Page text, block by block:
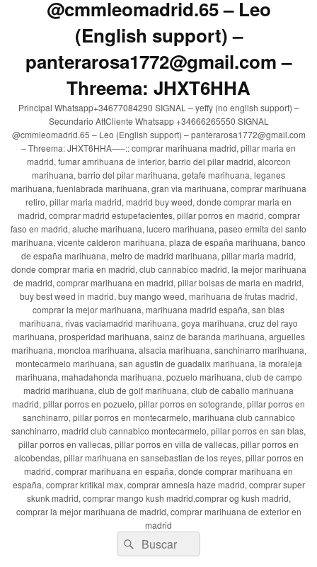
@cmmleomadrid.65 – Leo
(English support) –
panterarosa1772@gmail.com –
Threema: JHXT6HHA
Principal Whatsapp+34677084290 SIGNAL – yeffy (no english support) –
Secundario AttCliente Whatsapp +34666265550 SIGNAL
@cmmleomadrid.65 – Leo (English support) – panterarosa1772@gmail.com
– Threema: JHXT6HHA—–:: comprar marihuana madrid, pillar maria en
madrid, fumar amrihuana de interior, barrio del pilar madrid, alcorcon
marihuana, barrio del pilar marihuana, getafe marihuana, leganes
marihuana, fuenlabrada marihuana, gran via marihuana, comprar marihuana
retiro, pillar maria madrid, madrid buy weed, donde comprar maria en
madrid, comprar madrid estupefacientes, pillar porros en madrid, comprar
faso en madrid, aluche marihuana, lucero marihuana, paseo ermita del santo
marihuana, vicente calderon marihuana, plaza de españa marihuana, banco
de españa marihuana, metro de madrid marihuana, pillar maria madrid,
donde comprar maria en madrid, club cannabico madrid, la mejor marihuana
de madrid, comprar marihuana en madrid, pillar bolsas de maria en madrid,
buy best weed in madrid, buy mango weed, marihuana de frutas madrid,
comprar la mejor marihuana, marihuana madrid españa, san blas
marihuana, rivas vaciamadrid marihuana, goya marihuana, cruz del rayo
marihuana, prosperidad marihuana, sainz de baranda marihuana, arguelles
marihuana, moncloa marihuana, alsacia marihuana, sanchinarro marihuana,
montecarmelo marihuana, san agustin de guadalix marihuana, la moraleja
marihuana, mahadahonda marihuana, pozuelo marihuana, club de campo
madrid marihuana, club de golf marihuana, club de caballo marihuana
madrid, pillar porros en pozuelo, pillar porros en sotogrande, pillar porros en
sanchinarro, pillar porros en montecarmelo, marihuana club cannabico
sanchinarro, madrid club cannabico montecarmelo, pillar porros en san blas,
pillar porros en vallecas, pillar porros en villa de vallecas, pillar porros en
alcobendas, pillar marihuana en sansebastian de los reyes, pillar porros en
madrid, comprar marihuana en españa, donde comprar marihuana en
españa, comprar kritikal max, comprar amnesia haze madrid, comprar super
skunk madrid, comprar mango kush madrid,comprar og kush madrid,
comprar la mejor marihuana de madrid, comprar marihuana de exterior en
madrid
Buscar
por:
Buscar